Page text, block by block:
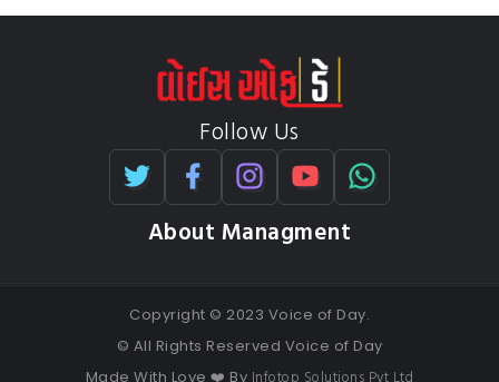
Follow Us
About Managment
Copyright © 2023 Voice of Day.
© All Rights Reserved Voice of Day
Made With Love ❤️ By Infotop Solutions Pvt Ltd